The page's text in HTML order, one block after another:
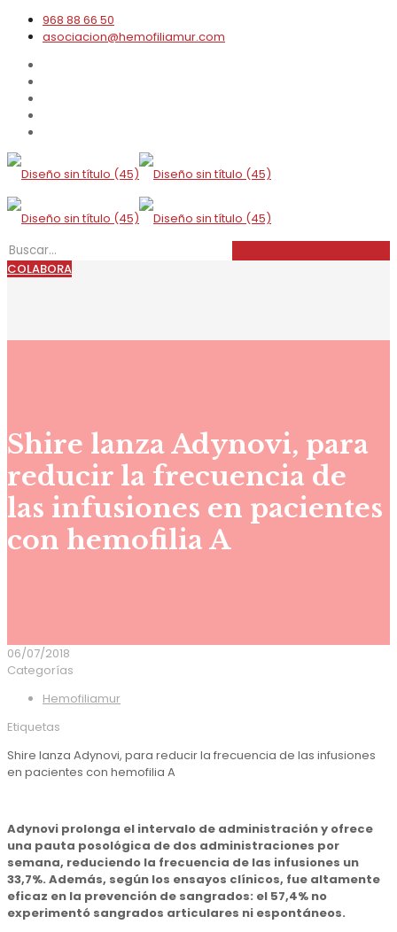
968 88 66 50
asociacion@hemofiliamur.com
COLABORA
Shire lanza Adynovi, para
reducir la frecuencia de
las infusiones en pacientes
con hemofilia A
06/07/2018
Categorías
Hemofiliamur
Etiquetas
Shire lanza Adynovi, para reducir la frecuencia de las infusiones
en pacientes con hemofilia A
Adynovi prolonga el intervalo de administración y ofrece
una pauta posológica de dos administraciones por
semana, reduciendo la frecuencia de las infusiones un
33,7%. Además, según los ensayos clínicos, fue altamente
eficaz en la prevención de sangrados: el 57,4% no
experimentó sangrados articulares ni espontáneos.